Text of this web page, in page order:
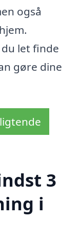
også
let finde
gøre dine
3
i